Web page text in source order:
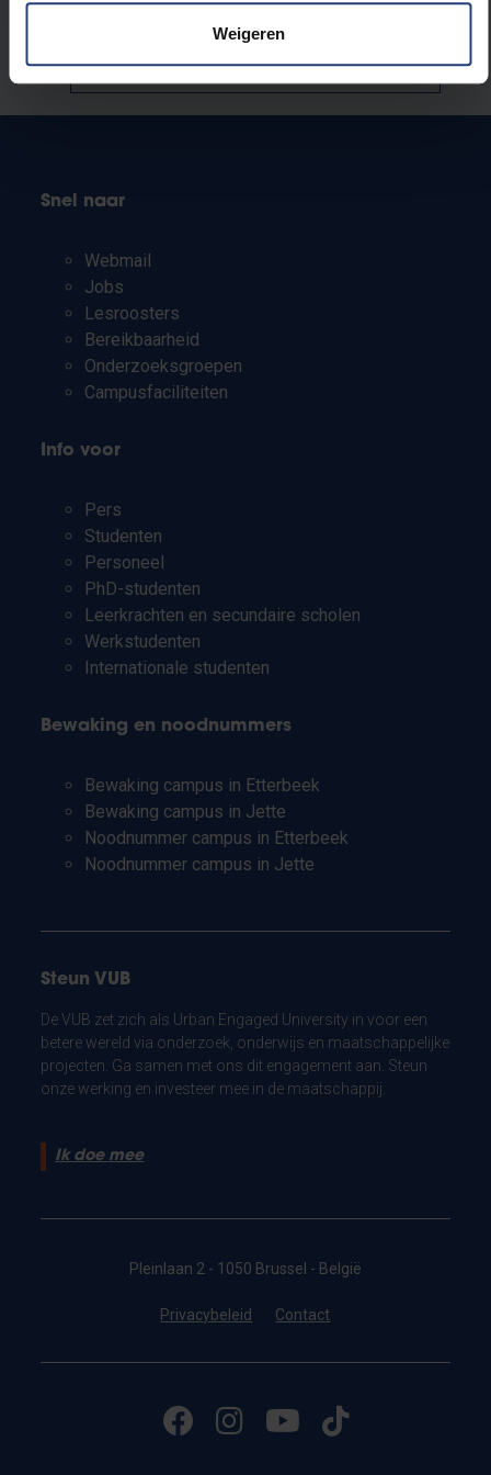
Weigeren
Laat het ons weten
Snel naar
Webmail
Jobs
Lesroosters
Bereikbaarheid
Onderzoeksgroepen
Campusfaciliteiten
Info voor
Pers
Studenten
Personeel
PhD-studenten
Leerkrachten en secundaire scholen
Werkstudenten
Internationale studenten
Bewaking en noodnummers
Bewaking campus in Etterbeek
Bewaking campus in Jette
Noodnummer campus in Etterbeek
Noodnummer campus in Jette
Steun VUB
De VUB zet zich als Urban Engaged University in voor een
betere wereld via onderzoek, onderwijs en maatschappelijke
projecten. Ga samen met ons dit engagement aan. Steun
onze werking en investeer mee in de maatschappij.
Ik doe mee
Pleinlaan 2 - 1050 Brussel - België
Privacybeleid Contact